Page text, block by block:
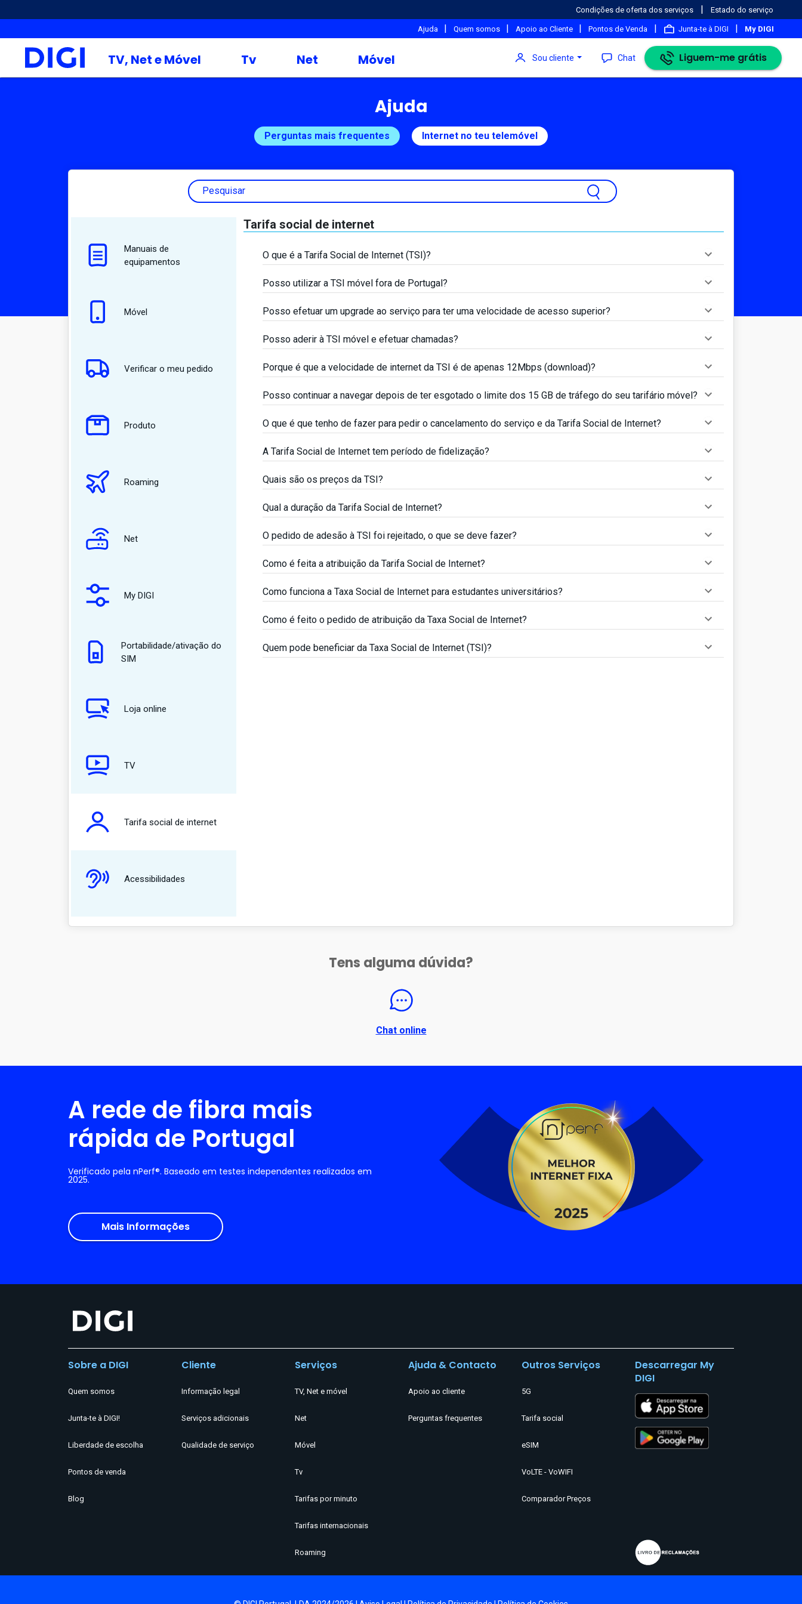
Condições de oferta dos serviços | Estado do serviço
Ajuda | Quem somos | Apoio ao Cliente | Pontos de Venda | Junta-te à DIGI | My DIGI
TV, Net e Móvel Tv Net Móvel Sou cliente Chat Liguem-me grátis
Ajuda
Perguntas mais frequentes Internet no teu telemóvel
Pesquisar
Manuais de
equipamentos
Móvel
Verificar o meu pedido
Produto
Roaming
Net
My DIGI
Portabilidade/ativação do
SIM
Loja online
TV
Tarifa social de internet
Acessibilidades
Tarifa social de internet
O que é a Tarifa Social de Internet (TSI)?
Posso utilizar a TSI móvel fora de Portugal?
Posso efetuar um upgrade ao serviço para ter uma velocidade de acesso superior?
Posso aderir à TSI móvel e efetuar chamadas?
Porque é que a velocidade de internet da TSI é de apenas 12Mbps (download)?
Posso continuar a navegar depois de ter esgotado o limite dos 15 GB de tráfego do seu tarifário móvel?
O que é que tenho de fazer para pedir o cancelamento do serviço e da Tarifa Social de Internet?
A Tarifa Social de Internet tem período de fidelização?
Quais são os preços da TSI?
Qual a duração da Tarifa Social de Internet?
O pedido de adesão à TSI foi rejeitado, o que se deve fazer?
Como é feita a atribuição da Tarifa Social de Internet?
Como funciona a Taxa Social de Internet para estudantes universitários?
Como é feito o pedido de atribuição da Taxa Social de Internet?
Quem pode beneficiar da Taxa Social de Internet (TSI)?
Tens alguma dúvida?
Chat online
A rede de fibra mais
rápida de Portugal
Verificado pela nPerf®. Baseado em testes independentes realizados em
2025.
Mais Informações
Sobre a DIGI
Quem somos
Junta-te à DIGI!
Liberdade de escolha
Pontos de venda
Blog
Cliente
Informação legal
Serviços adicionais
Qualidade de serviço
Serviços
TV, Net e móvel
Net
Móvel
Tv
Tarifas por minuto
Tarifas internacionais
Roaming
Ajuda & Contacto
Apoio ao cliente
Perguntas frequentes
Outros Serviços
5G
Tarifa social
eSIM
VoLTE - VoWIFI
Comparador Preços
Descarregar My
DIGI